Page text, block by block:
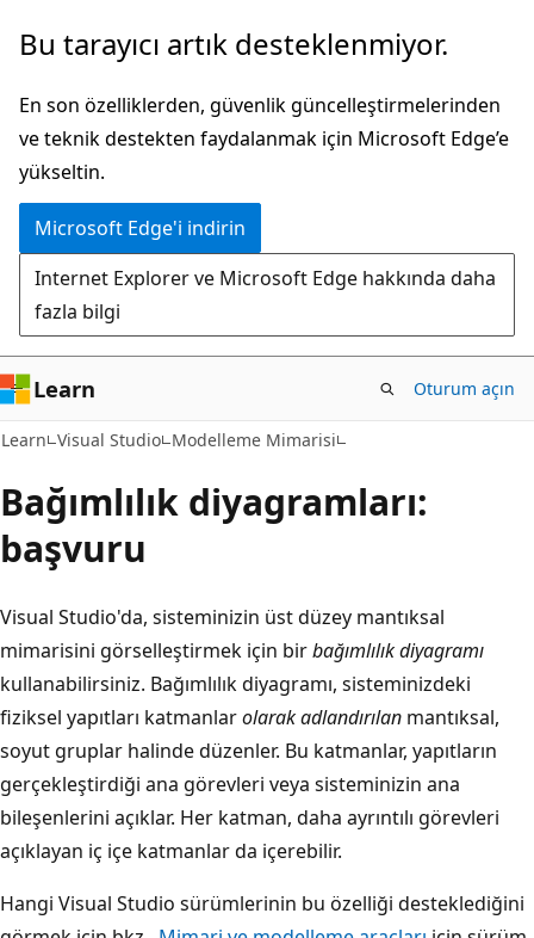
Ana
atla
Bu tarayıcı artık desteklenmiyor.
En son özelliklerden, güvenlik güncelleştirmelerinden
ve teknik destekten faydalanmak için Microsoft Edge’e
yükseltin.
Microsoft Edge'i indirin
Internet Explorer ve Microsoft Edge hakkında daha
fazla bilgi
Learn Oturum açın
Learn Visual Studio Modelleme Mimarisi
Bağımlılık diyagramları:
başvuru
Visual Studio'da, sisteminizin üst düzey mantıksal
mimarisini görselleştirmek için birbağımlılık diyagramı
kullanabilirsiniz. Bağımlılık diyagramı, sisteminizdeki
fiziksel yapıtları katmanlarolarak adlandırılan mantıksal,
soyut gruplar halinde düzenler. Bu katmanlar, yapıtların
gerçekleştirdiği ana görevleri veya sisteminizin ana
bileşenlerini açıklar. Her katman, daha ayrıntılı görevleri
açıklayan iç içe katmanlar da içerebilir.
Hangi Visual Studio sürümlerinin bu özelliği desteklediğini